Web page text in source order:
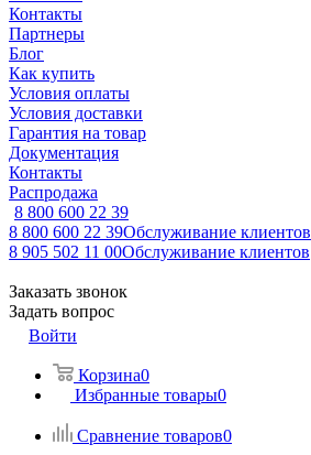
Контакты
Партнеры
Блог
Как купить
Условия оплаты
Условия доставки
Гарантия на товар
Документация
Контакты
Распродажа
8 800 600 22 39
8 800 600 22 39Обслуживание клиентов
8 905 502 11 00Обслуживание клиентов
Заказать звонок
Задать вопрос
Войти
Корзина0
Избранные товары0
Сравнение товаров0